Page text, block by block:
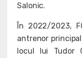
Salonic.
În 2022/2023,
antrenor
locul lui Tudor